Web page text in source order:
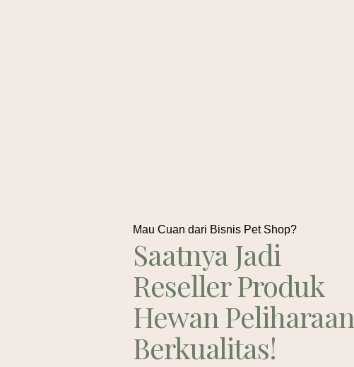
Mau Cuan dari Bisnis Pet Shop?
Saatnya Jadi
Reseller Produk
Hewan Peliharaan
Berkualitas!